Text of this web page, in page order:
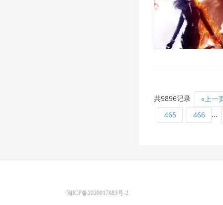
共9896记录
«上一
465
466 ...
闽ICP备2020017883号-2